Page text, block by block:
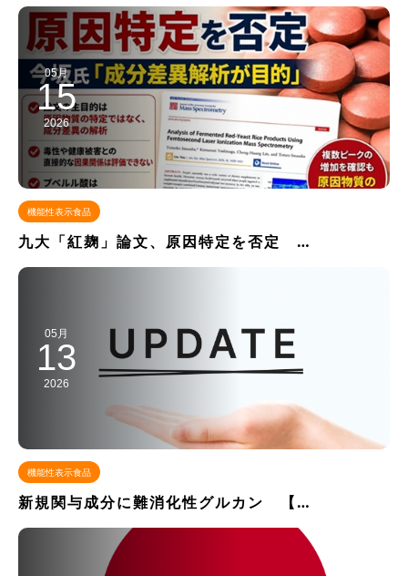
05月
15
2026
機能性表示食品
九大「紅麹」論文、原因特定を否定 …
05月
13
2026
機能性表示食品
新規関与成分に難消化性グルカン 【…